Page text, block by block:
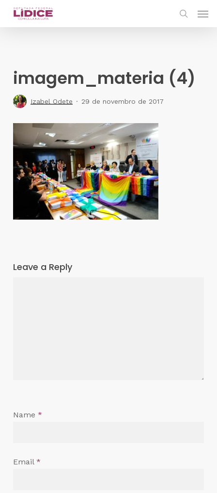
Skip
imagem_materia (4)
Izabel Odete 29 de novembro de 2017
Leave a Reply
Name *
Email *